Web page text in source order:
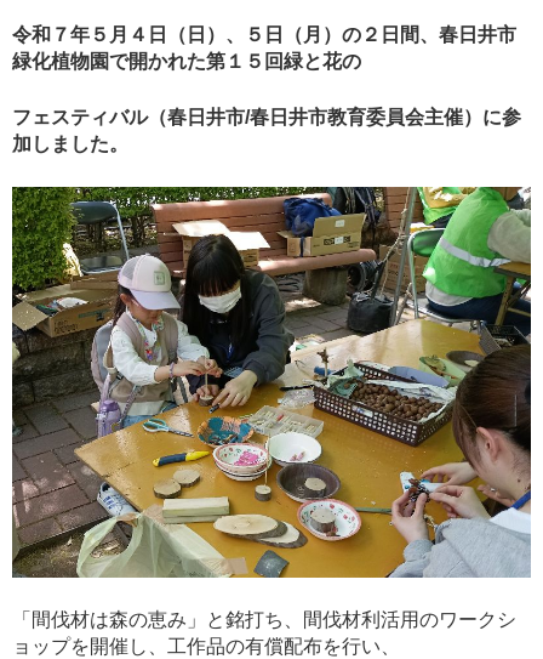
令和７年５月４日（日）、５日（月）の２日間、春日井市
緑化植物園で開かれた第１５回緑と花の
フェスティバル（春日井市/春日井市教育委員会主催）に参
加しました。
「間伐材は森の恵み」と銘打ち、間伐材利活用のワークシ
ョップを開催し、工作品の有償配布を行い、